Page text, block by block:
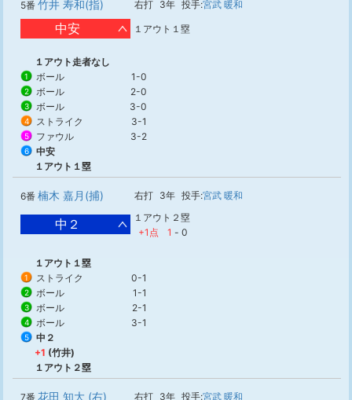
5番 竹井 寿和(指) 右打 3年 投手:宮武 暖和
中安 １アウト１塁
１アウト走者なし
1 ボール 1-0
2 ボール 2-0
3 ボール 3-0
4 ストライク 3-1
5 ファウル 3-2
6
中安
１アウト１塁
6番 楠木 嘉月(捕) 右打 3年 投手:宮武 暖和
中２
１アウト２塁
+1点
1 - 0
１アウト１塁
1 ストライク 0-1
2 ボール 1-1
3 ボール 2-1
4 ボール 3-1
5
中２
+1 (竹井)
１アウト２塁
7番 花田 知大 (右) 右打 3年 投手:宮武 暖和